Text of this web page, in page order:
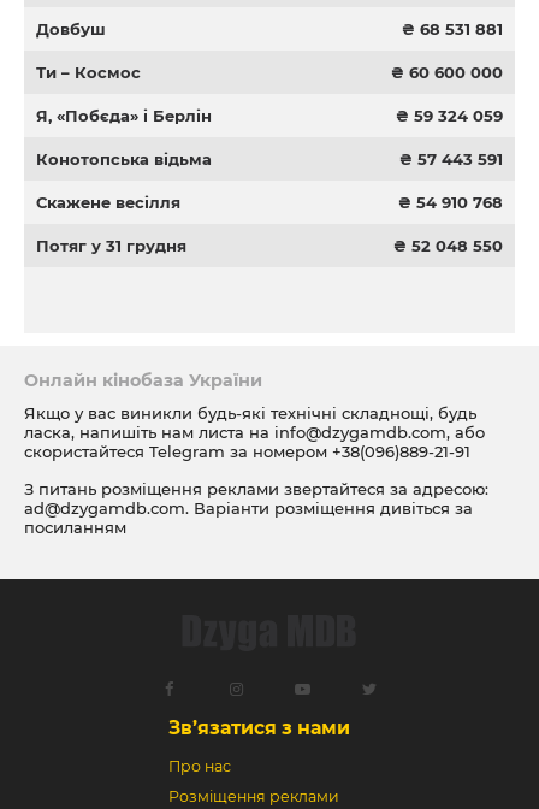
Довбуш ₴ 68 531 881
Ти – Космос ₴ 60 600 000
Я, «Побєда» і Берлін ₴ 59 324 059
Конотопська відьма ₴ 57 443 591
Скажене весілля ₴ 54 910 768
Потяг у 31 грудня ₴ 52 048 550
Онлайн кінобаза України
Якщо у вас виникли будь-які технічні складнощі, будь
ласка, напишіть нам листа на info@dzygamdb.com, або
скористайтеся Telegram за номером +38(096)889-21-91
З питань розміщення реклами звертайтеся за адресою:
ad@dzygamdb.com. Варіанти розміщення дивіться за
посиланням
Зв’язатися з нами
Про нас
Розміщення реклами